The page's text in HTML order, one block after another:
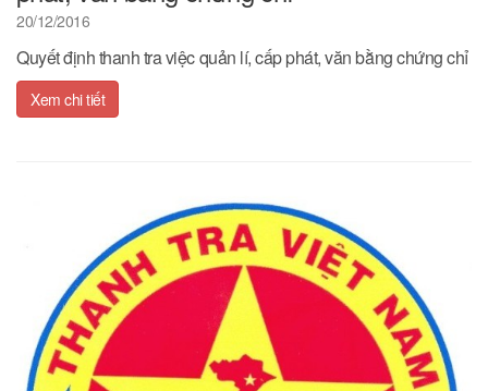
20/12/2016
Quyết định thanh tra việc quản lí, cấp phát, văn bằng chứng chỉ
Xem chi tiết